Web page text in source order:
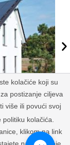
kolačiće koji su
postizanje ciljeva
više ili povući svoj
kolačića.
klikom na link